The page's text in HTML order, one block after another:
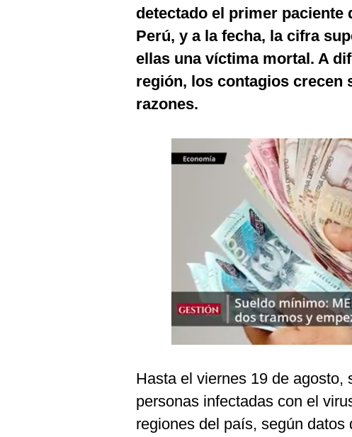
detectado el primer paciente
Perú, y a la fecha, la cifra
ellas una víctima mortal. A
región, los contagios crecen
razones.
Hasta el viernes 19 de agosto,
personas infectadas con el
regiones del país, según